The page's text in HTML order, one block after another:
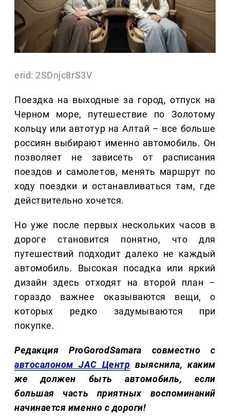
erid: 2SDnjc8rS3V
Поездка на выходные за город, отпуск на
Черном море, путешествие по Золотому
кольцу или автотур на Алтай – все больше
россиян выбирают именно автомобиль. Он
позволяет не зависеть от расписания
поездов и самолетов, менять маршрут по
ходу поездки и останавливаться там, где
действительно хочется.
Но уже после первых нескольких часов в
дороге становится понятно, что для
путешествий подходит далеко не каждый
автомобиль. Высокая посадка или яркий
дизайн здесь отходят на второй план –
гораздо важнее оказываются вещи, о
которых редко задумываются при
покупке.
Редакция ProGorodSamara совместно с
автосалоном JAC Центр выяснила, каким
же должен быть автомобиль, если
большая часть приятных воспоминаний
начинается именно с дороги!